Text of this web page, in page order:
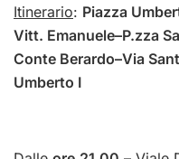
Itinerario: Piazza
Vitt. Emanuele–P.zza
Conte Berardo–Via
Umberto I